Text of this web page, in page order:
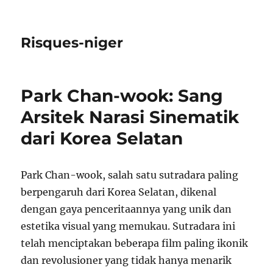
Risques-niger
Park Chan-wook: Sang
Arsitek Narasi Sinematik
dari Korea Selatan
Park Chan-wook, salah satu sutradara paling
berpengaruh dari Korea Selatan, dikenal
dengan gaya penceritaannya yang unik dan
estetika visual yang memukau. Sutradara ini
telah menciptakan beberapa film paling ikonik
dan revolusioner yang tidak hanya menarik